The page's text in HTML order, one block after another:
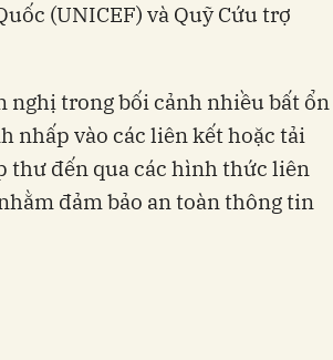
(UNICEF) và Quỹ Cứu trợ
nghị trong bối cảnh nhiều bất ổn
nhấp vào các liên kết hoặc tải
thư đến qua các hình thức liên
đảm bảo an toàn thông tin